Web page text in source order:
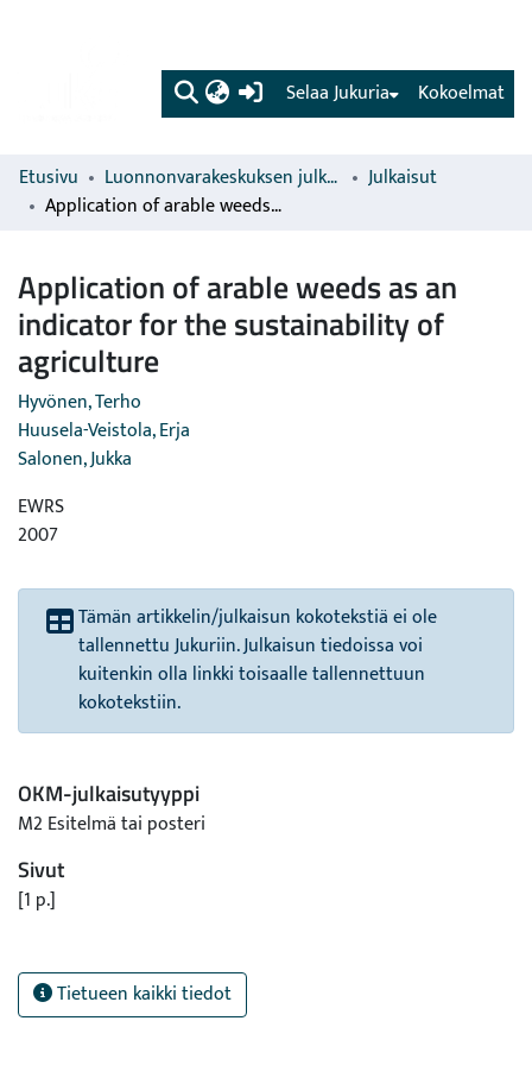
(current) Kokoelmat
Selaa Jukuria
Etusivu Luonnonvarakeskuksen julkaisut
Julkaisut
Application of arable weeds as an indicator for the sustainability of agriculture
Application of arable weeds as an
indicator for the sustainability of
agriculture
Hyvönen, Terho
Huusela-Veistola, Erja
Salonen, Jukka
EWRS
2007
Tämän artikkelin/julkaisun kokotekstiä ei ole
tallennettu Jukuriin. Julkaisun tiedoissa voi
kuitenkin olla linkki toisaalle tallennettuun
kokotekstiin.
OKM-julkaisutyyppi
M2 Esitelmä tai posteri
Sivut
[1 p.]
Tietueen kaikki tiedot